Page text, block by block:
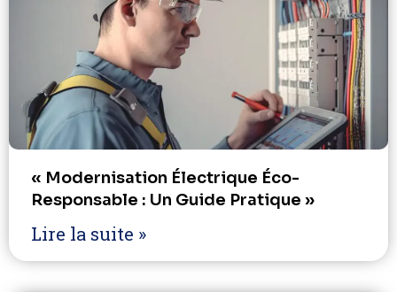
« Modernisation Électrique Éco-
Responsable : Un Guide Pratique »
Lire la suite »